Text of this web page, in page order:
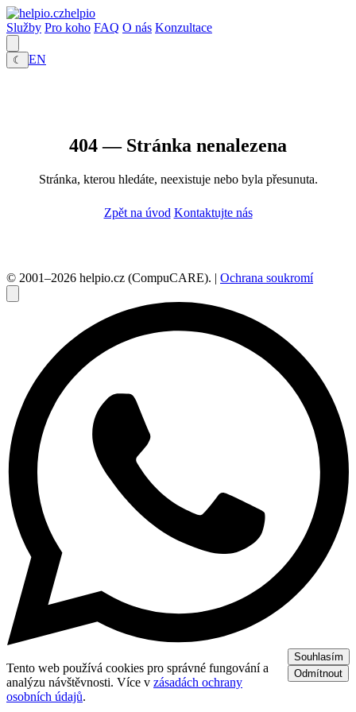
helpio
Služby Pro koho FAQ O nás Konzultace
☾ EN
404 — Stránka nenalezena
Stránka, kterou hledáte, neexistuje nebo byla přesunuta.
Zpět na úvod Kontaktujte nás
© 2001–2026 helpio.cz (CompuCARE). | Ochrana soukromí
Tento web používá cookies pro správné fungování a
analýzu návštěvnosti. Více v zásadách ochrany
osobních údajů.
Souhlasím
Odmítnout